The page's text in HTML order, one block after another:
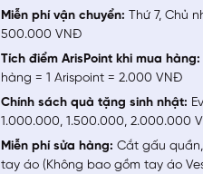
Miễn phí vận chuyển: Thứ 7, Chủ
500.000 VNĐ
Tích điểm ArisPoint khi mua hàng:
hàng = 1 Arispoint = 2.000 VNĐ
Chính sách quà tặng sinh nhật:
1.000.000, 1.500.000, 2.000.000
Miễn phí sửa hàng: Cắt gấu
tay áo (Không bao gồm tay áo